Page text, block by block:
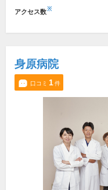
アクセス数※
身原病院
口コミ 1件